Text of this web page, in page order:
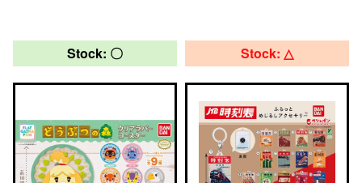
Stock: 〇 Stock: △